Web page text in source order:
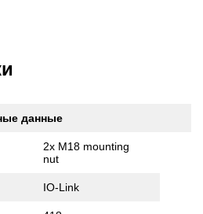
данные
2x M18 mounting
nut
IO-Link